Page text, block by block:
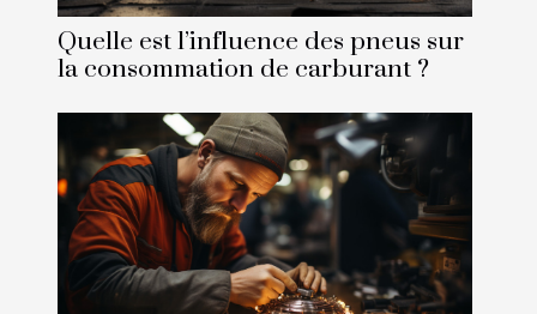
Quelle est l’influence des pneus sur
la consommation de carburant ?